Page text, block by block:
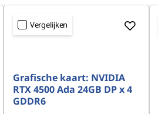
Vergelijken
Grafische kaart: NVIDIA
RTX 4500 Ada 24GB DP x 4
GDDR6